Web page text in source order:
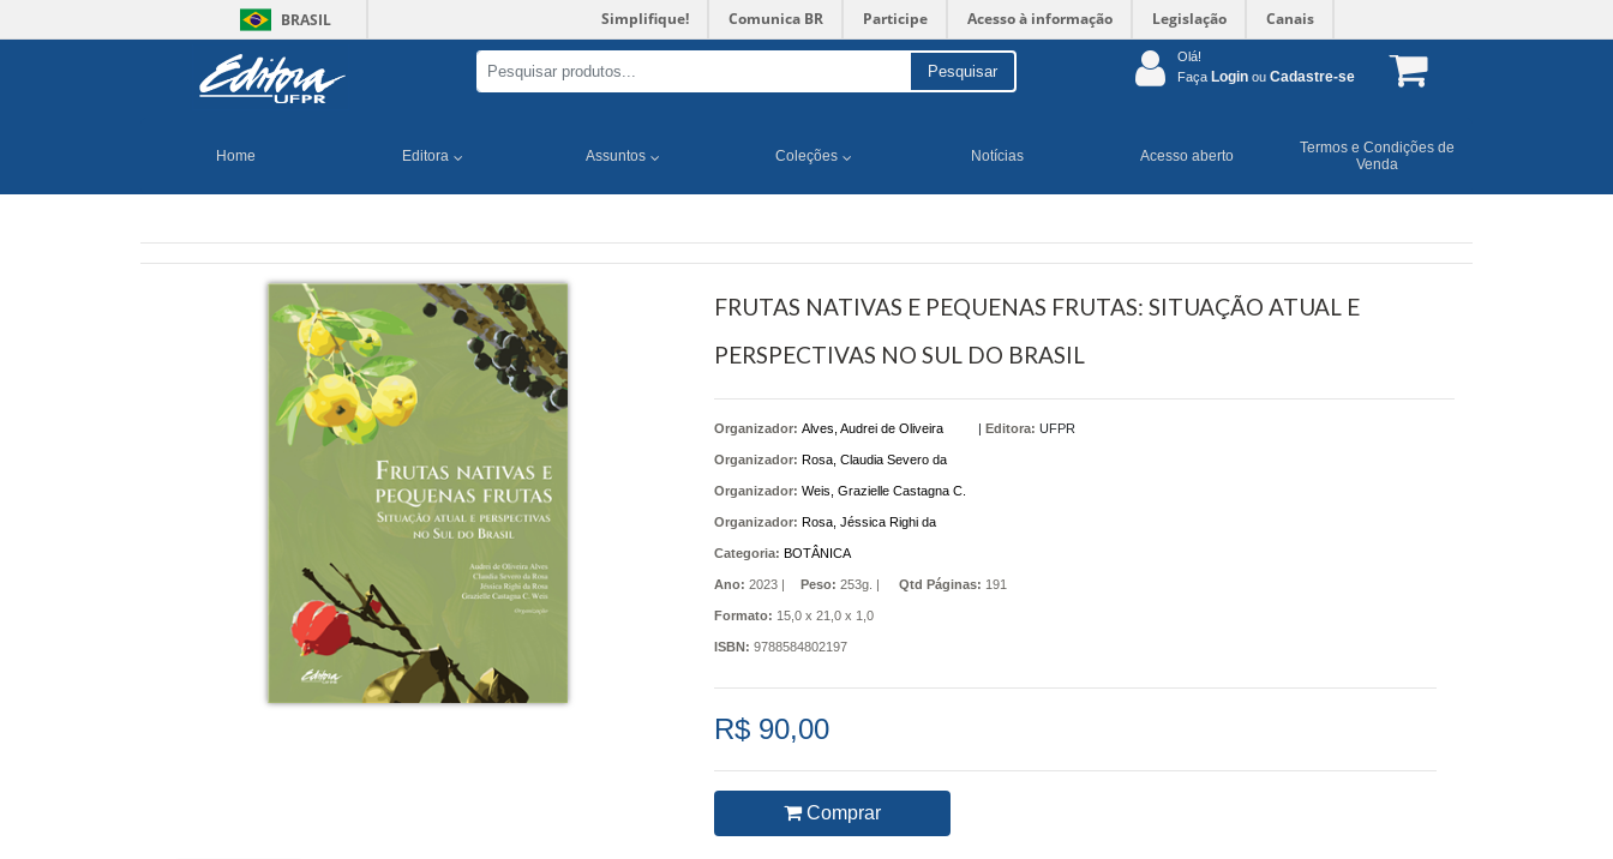
BRASIL Simplifique! Comunica BR Participe Acesso à informação Legislação Canais
Pesquisar
Olá!
Faça Login ou Cadastre-se
Home Editora Assuntos Coleções Notícias Acesso aberto
Termos e Condições de
Venda
FRUTAS NATIVAS E PEQUENAS FRUTAS: SITUAÇÃO ATUAL E
PERSPECTIVAS NO SUL DO BRASIL
Organizador: Alves, Audrei de Oliveira
Organizador: Rosa, Claudia Severo da
Organizador: Weis, Grazielle Castagna C.
Organizador: Rosa, Jéssica Righi da
| Editora: UFPR
Categoria: BOTÂNICA
Ano: 2023 | Peso: 253g. | Qtd Páginas: 191
Formato: 15,0 x 21,0 x 1,0
ISBN: 9788584802197
R$ 90,00
Comprar